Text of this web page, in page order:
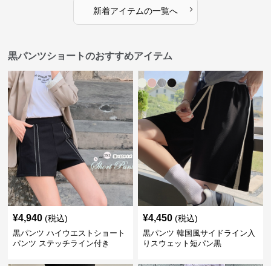
新着アイテムの一覧へ ›
黒パンツショートのおすすめアイテム
¥4,940 (税込)
黒パンツ ハイウエストショート
パンツ ステッチライン付き
¥4,450 (税込)
黒パンツ 韓国風サイドライン入
りスウェット短パン黒